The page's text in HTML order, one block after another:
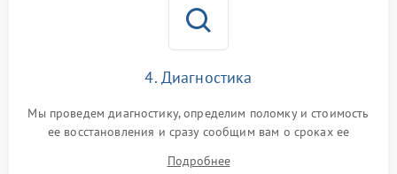
4. Диагностика
Мы проведем диагностику, определим поломку и стоимость
ее восстановления и сразу сообщим вам о сроках ее
Подробнее